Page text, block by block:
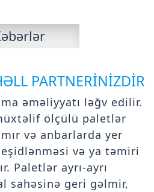
PARTNERİNİZDİR
əməliyyatı ləğv edilir.
ölçülü paletlər
və anbarlarda yer
və ya təmiri
Paletlər ayrı-ayrı
sahəsinə geri gəlmir,